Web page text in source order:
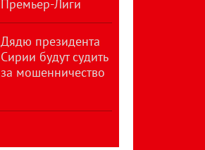
Премьер-Лиги
Дядю президента
Сирии будут судить
за мошенничество